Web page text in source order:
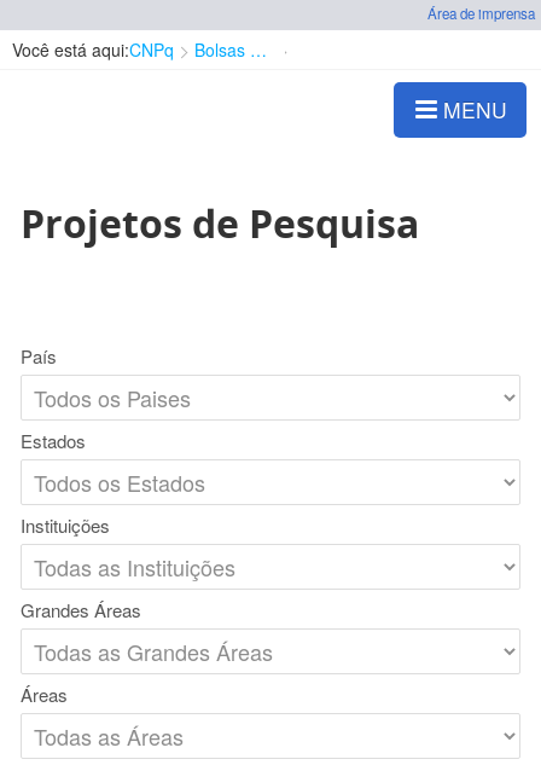
Área de imprensa
Você está aqui:CNPq Bolsas e Auxílios Vigentes
MENU
Projetos de Pesquisa
País
Estados
Instituições
Grandes Áreas
Áreas